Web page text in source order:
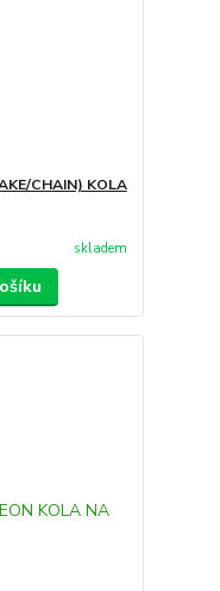
CHAIN) KOLA
skladem